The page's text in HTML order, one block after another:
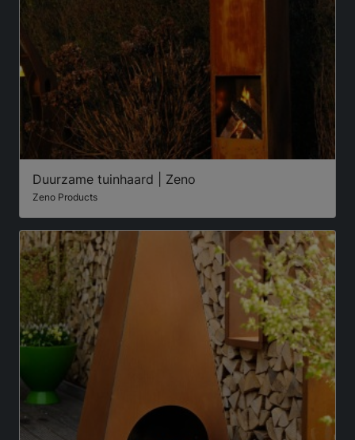
Duurzame tuinhaard | Zeno
Zeno Products